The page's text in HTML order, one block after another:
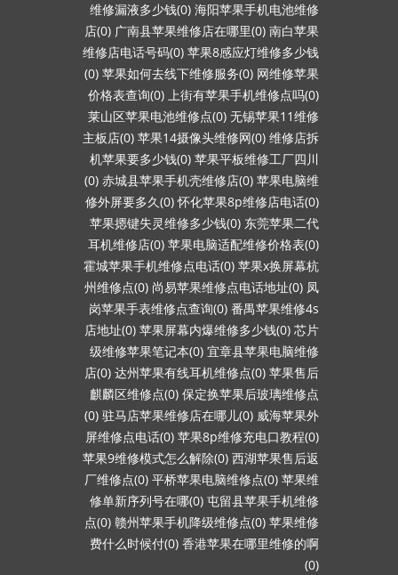
维修漏液多少钱(0) 海阳苹果手机电池维修
店(0) 广南县苹果维修店在哪里(0) 南白苹果
维修店电话号码(0) 苹果8感应灯维修多少钱
(0) 苹果如何去线下维修服务(0) 网维修苹果
价格表查询(0) 上街有苹果手机维修点吗(0)
莱山区苹果电池维修点(0) 无锡苹果11维修
主板店(0) 苹果14摄像头维修网(0) 维修店拆
机苹果要多少钱(0) 苹果平板维修工厂四川
(0) 赤城县苹果手机壳维修店(0) 苹果电脑维
修外屏要多久(0) 怀化苹果8p维修店电话(0)
苹果摁键失灵维修多少钱(0) 东莞苹果二代
耳机维修店(0) 苹果电脑适配维修价格表(0)
霍城苹果手机维修点电话(0) 苹果x换屏幕杭
州维修点(0) 尚易苹果维修点电话地址(0) 凤
岗苹果手表维修点查询(0) 番禺苹果维修4s
店地址(0) 苹果屏幕内爆维修多少钱(0) 芯片
级维修苹果笔记本(0) 宜章县苹果电脑维修
店(0) 达州苹果有线耳机维修点(0) 苹果售后
麒麟区维修点(0) 保定换苹果后玻璃维修点
(0) 驻马店苹果维修店在哪儿(0) 威海苹果外
屏维修点电话(0) 苹果8p维修充电口教程(0)
苹果9维修模式怎么解除(0) 西湖苹果售后返
厂维修点(0) 平桥苹果电脑维修点(0) 苹果维
修单新序列号在哪(0) 屯留县苹果手机维修
点(0) 赣州苹果手机降级维修点(0) 苹果维修
费什么时候付(0) 香港苹果在哪里维修的啊
(0)